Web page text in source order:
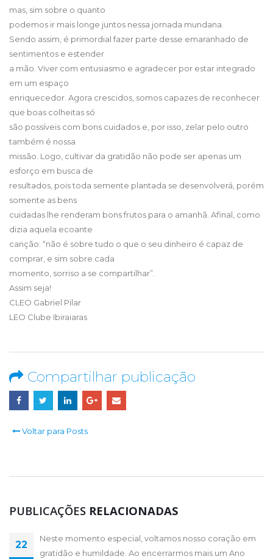
mas, sim sobre o quanto
podemos ir mais longe juntos nessa jornada mundana.
Sendo assim, é primordial fazer parte desse emaranhado de
sentimentos e estender
a mão. Viver com entusiasmo e agradecer por estar integrado
em um espaço
enriquecedor. Agora crescidos, somos capazes de reconhecer
que boas colheitas só
são possíveis com bons cuidados e, por isso, zelar pelo outro
também é nossa
missão. Logo, cultivar da gratidão não pode ser apenas um
esforço em busca de
resultados, pois toda semente plantada se desenvolverá, porém
somente as bens
cuidadas lhe renderam bons frutos para o amanhã. Afinal, como
dizia aquela ecoante
canção: “não é sobre tudo o que o seu dinheiro é capaz de
comprar, e sim sobre cada
momento, sorriso a se compartilhar”.
Assim seja!
CLEO Gabriel Pilar
LEO Clube Ibiraiaras
Compartilhar publicação
Voltar para Posts
PUBLICAÇÕES RELACIONADAS
22
Neste momento especial, voltamos nosso coração em
gratidão e humildade. Ao encerrarmos mais um Ano
22
Cada atitude, cada campanha, cada evento e cada
sorriso representam um pouco do legado que